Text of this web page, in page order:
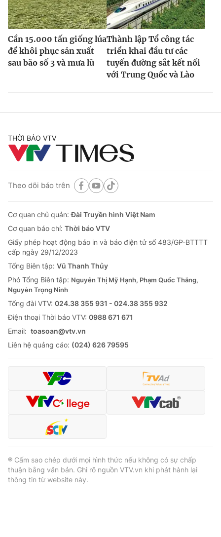
Cần 15.000 tấn giống lúa
để khôi phục sản xuất
sau bão số 3 và mưa lũ
Thành lập Tổ công tác
triển khai đầu tư các
tuyến đường sắt kết nối
với Trung Quốc và Lào
THỜI BÁO VTV
Theo dõi báo trên
Cơ quan chủ quản:Đài Truyền hình Việt Nam
Cơ quan báo chí: Thời báo VTV
Giấy phép hoạt động báo in và báo điện tử số 483/GP-BTTTT
cấp ngày 29/12/2023
Tổng Biên tập: Vũ Thanh Thủy
Phó Tổng Biên tập: Nguyễn Thị Mỹ Hạnh, Phạm Quốc Thắng,
Nguyễn Trọng Ninh
Tổng đài VTV: 024.38 355 931 - 024.38 355 932
Ðiện thoại Thời báo VTV: 0988 671 671
Email: toasoan@vtv.vn
Liên hệ quảng cáo: (024) 626 79595
® Cấm sao chép dưới mọi hình thức nếu không có sự chấp
thuận bằng văn bản. Ghi rõ nguồn VTV.vn khi phát hành lại
thông tin từ website này.